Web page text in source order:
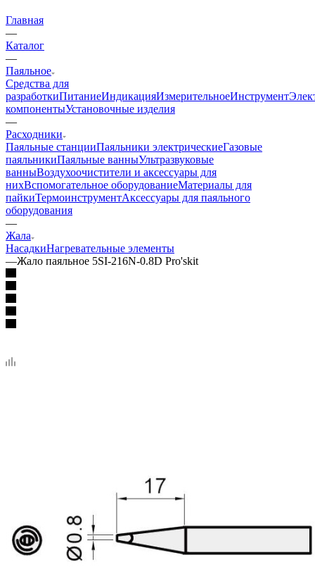
Главная
—
Каталог
—
Паяльное
Средства для
разработкиПитаниеИндикацияИзмерительноеИнструмент
компонентыУстановочные изделия
—
Расходники
Паяльные станцииПаяльники электрическиеГазовые
паяльникиПаяльные ванныУльтразвуковые
ванныВоздухоочистители и аксессуары для
нихВспомогательное оборудованиеМатериалы для
пайкиТермоинструментАксессуары для паяльного
оборудования
—
Жала
НасадкиНагревательные элементы
—Жало паяльное 5SI-216N-0.8D Pro'skit